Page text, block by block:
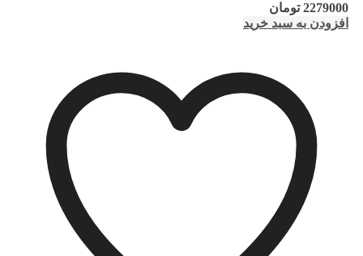
2279000 تومان
افزودن به سبد خرید